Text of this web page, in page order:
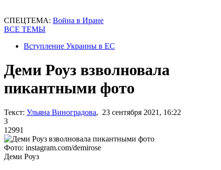
СПЕЦТЕМА: Война в Иране
ВСЕ ТЕМЫ
Вступление Украины в ЕС
Деми Роуз взволновала
пикантными фото
Текст: Ульяна Виноградова, 23 сентября 2021, 16:22
3
12991
Фото: instagram.com/demirose
Деми Роуз